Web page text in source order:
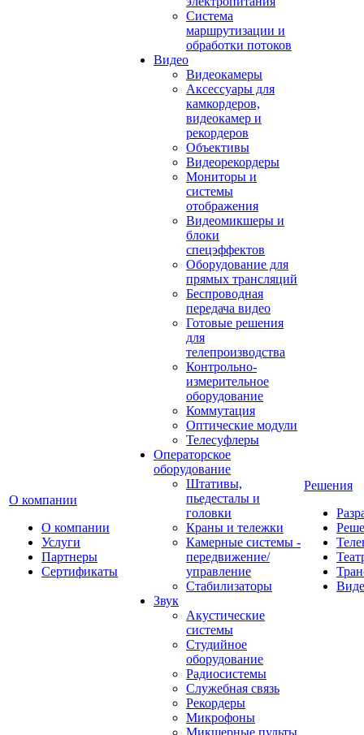
О компании
О компании
Услуги
Партнеры
Сертификаты
Система
маршрутизации и
обработки потоков
Видео
Видеокамеры
Аксессуары для
камкордеров,
видеокамер и
рекордеров
Объективы
Видеорекордеры
Мониторы и
системы
отображения
Видеомикшеры и
блоки
спецэффектов
Оборудование для
прямых трансляций
Беспроводная
передача видео
Готовые решения
для
телепроизводства
Контрольно-
измерительное
оборудование
Коммутация
Оптические модули
Телесуфлеры
Операторское
оборудование
Штативы,
пьедесталы и
головки
Краны и тележки
Камерные системы -
передвижение/
управление
Стабилизаторы
Звук
Акустические
системы
Студийное
оборудование
Радиосистемы
Служебная связь
Рекордеры
Микрофоны
Микшерные пульты
Решения